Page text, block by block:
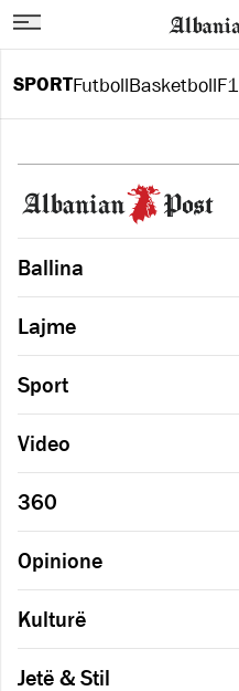
SPORTFutbollBasketbollF1
Ballina
Lajme
Sport
Video
360
Opinione
Kulturë
Jetë & Stil